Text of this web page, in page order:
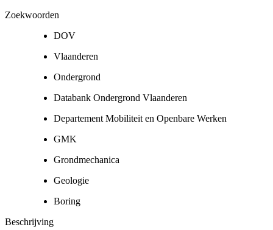
Zoekwoorden
DOV
Vlaanderen
Ondergrond
Databank Ondergrond Vlaanderen
Departement Mobiliteit en Openbare Werken
GMK
Grondmechanica
Geologie
Boring
Beschrijving